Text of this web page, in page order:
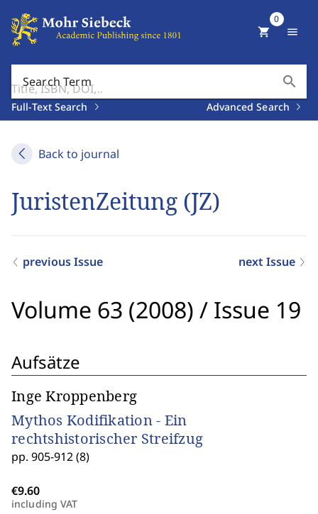
Search Term search
Full-Text Search Advanced Search
shopping_cart
0
menu
Back to journal
JuristenZeitung (JZ)
previous Issue next Issue
Volume 63 (2008) / Issue 19
Aufsätze
Inge Kroppenberg
Mythos Kodifikation - Ein
rechtshistorischer Streifzug
pp. 905-912 (8)
including VAT